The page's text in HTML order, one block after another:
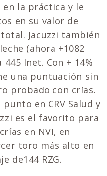
en la práctica y le
en su valor de
Jacuzzi también
(ahora +1082
Inet. Con + 14%
una puntuación sin
probado con crías.
en CRV Salud y
es el favorito para
en NVI, en
toro más alto en
de144 RZG.